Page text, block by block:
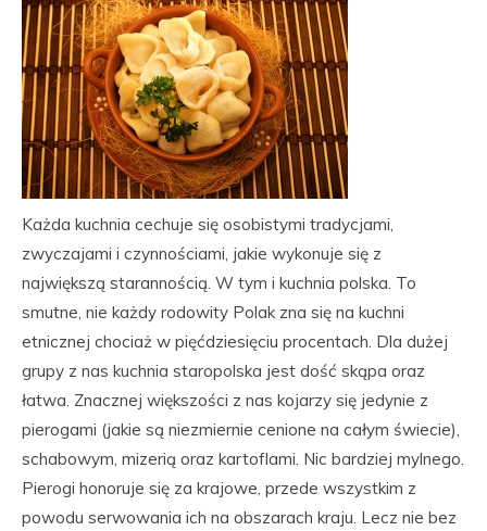
Każda kuchnia cechuje się osobistymi tradycjami,
zwyczajami i czynnościami, jakie wykonuje się z
największą starannością. W tym i kuchnia polska. To
smutne, nie każdy rodowity Polak zna się na kuchni
etnicznej chociaż w pięćdziesięciu procentach. Dla dużej
grupy z nas kuchnia staropolska jest dość skąpa oraz
łatwa. Znacznej większości z nas kojarzy się jedynie z
pierogami (jakie są niezmiernie cenione na całym świecie),
schabowym, mizerią oraz kartoflami. Nic bardziej mylnego.
Pierogi honoruje się za krajowe, przede wszystkim z
powodu serwowania ich na obszarach kraju. Lecz nie bez